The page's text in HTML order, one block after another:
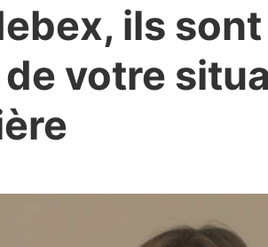
ils
de votre